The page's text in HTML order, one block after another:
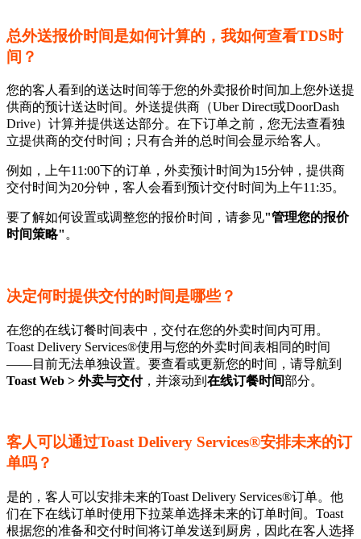
总外送报价时间是如何计算的，我如何查看TDS时
间？
您的客人看到的送达时间等于您的外卖报价时间加上您外送提
供商的预计送达时间。外送提供商（Uber Direct或DoorDash
Drive）计算并提供送达部分。在下订单之前，您无法查看独
立提供商的交付时间；只有合并的总时间会显示给客人。
例如，上午11:00下的订单，外卖预计时间为15分钟，提供商
交付时间为20分钟，客人会看到预计交付时间为上午11:35。
要了解如何设置或调整您的报价时间，请参见"管理您的报价
时间策略" 。
决定何时提供交付的时间是哪些？
在您的在线订餐时间表中，交付在您的外卖时间内可用。
Toast Delivery Services®使用与您的外卖时间表相同的时间
——目前无法单独设置。要查看或更新您的时间，请导航到
Toast Web > 外卖与交付，并滚动到 在线订餐时间部分。
客人可以通过Toast Delivery Services®安排未来的订
单吗？
是的，客人可以安排未来的Toast Delivery Services®订单。他
们在下在线订单时使用下拉菜单选择未来的订单时间。Toast
根据您的准备和交付时间将订单发送到厨房，因此在客人选择